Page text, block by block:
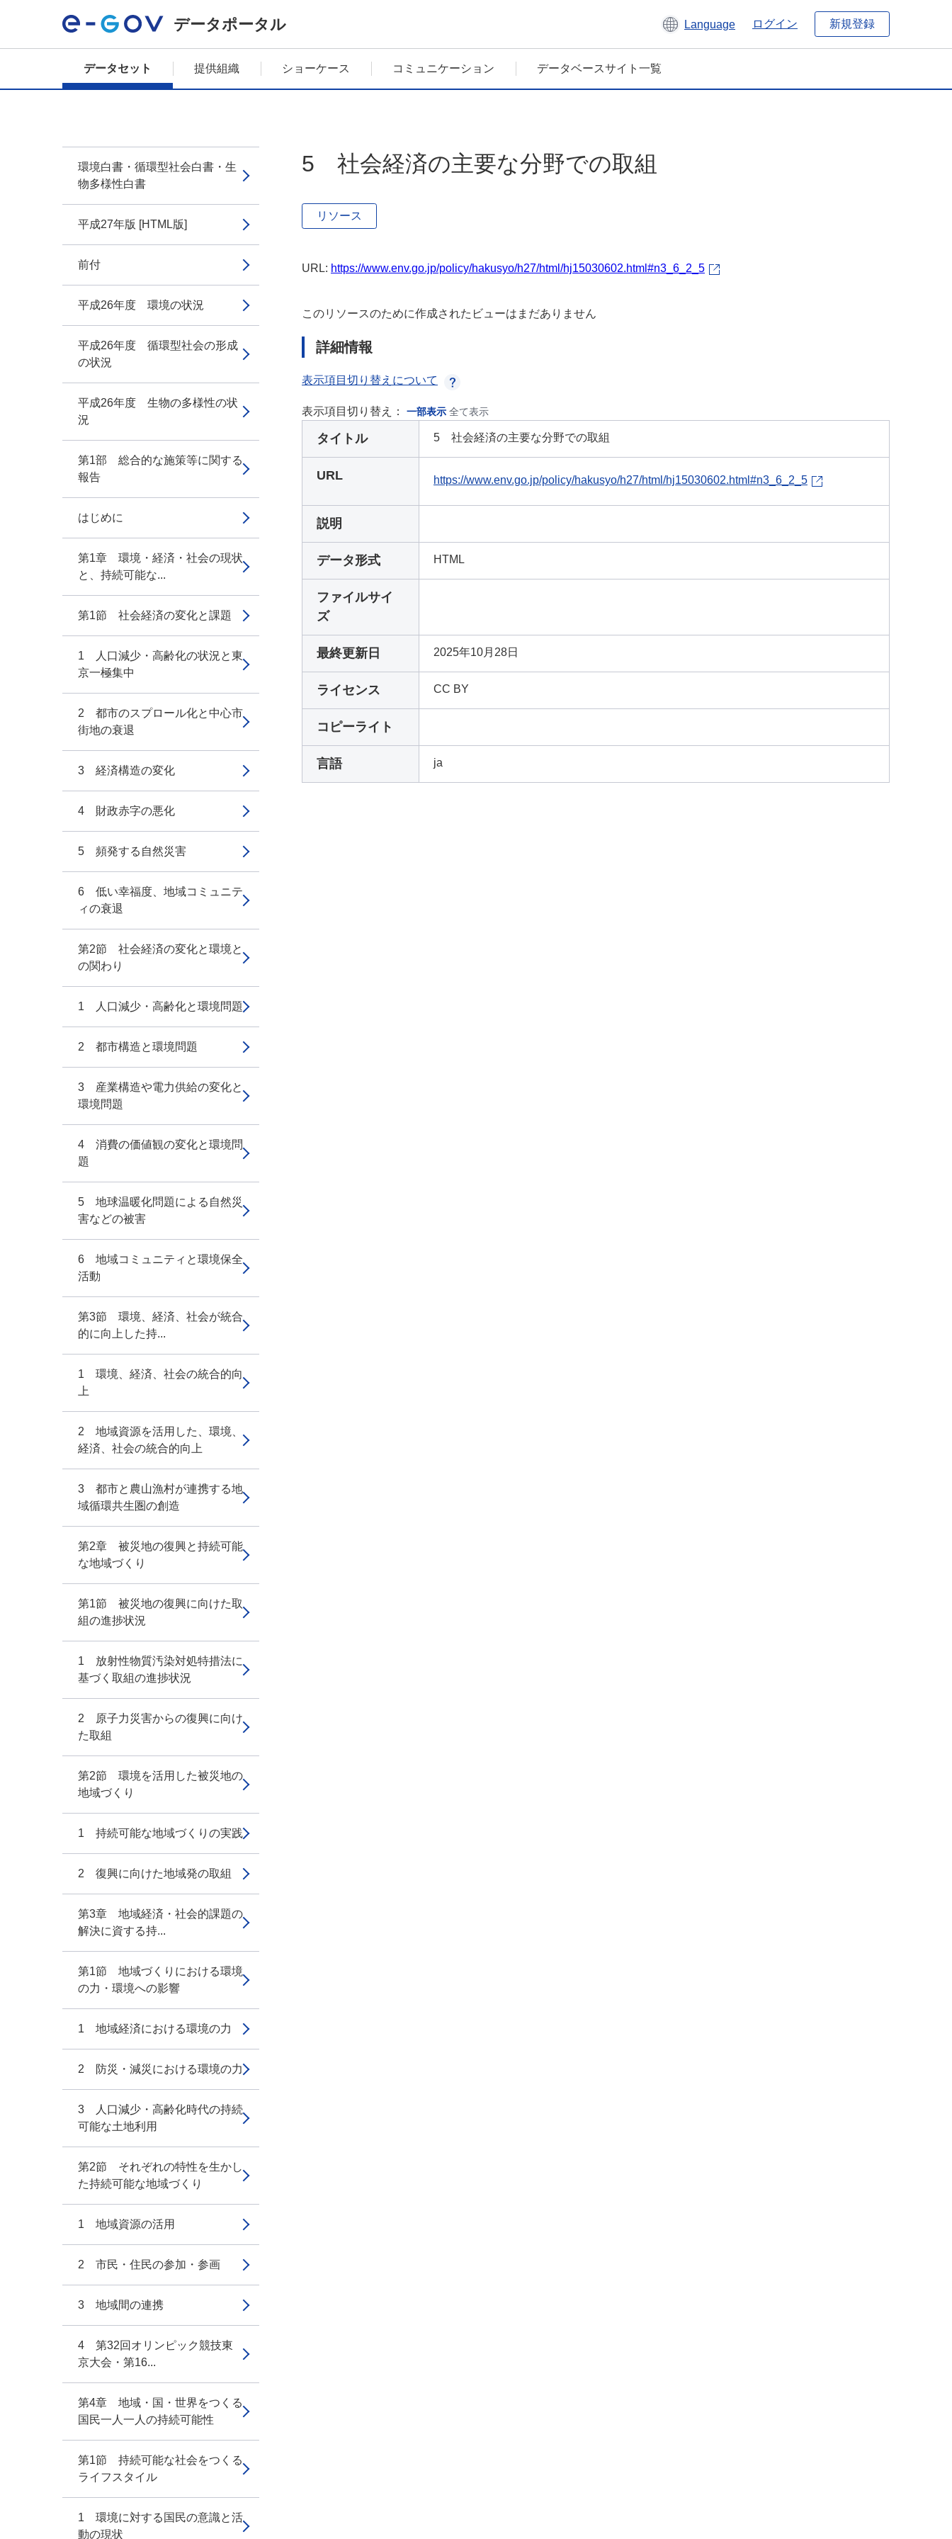
データポータル Language ログイン 新規登録
データセット 提供組織 ショーケース コミュニケーション データベースサイト一覧
環境白書・循環型社会白書・生
物多様性白書
平成27年版 [HTML版]
前付
平成26年度 環境の状況
平成26年度 循環型社会の形成
の状況
平成26年度 生物の多様性の状
況
第1部 総合的な施策等に関する
報告
はじめに
第1章 環境・経済・社会の現状
と、持続可能な...
第1節 社会経済の変化と課題
1 人口減少・高齢化の状況と東
京一極集中
2 都市のスプロール化と中心市
街地の衰退
3 経済構造の変化
4 財政赤字の悪化
5 頻発する自然災害
6 低い幸福度、地域コミュニテ
ィの衰退
第2節 社会経済の変化と環境と
の関わり
1 人口減少・高齢化と環境問題
2 都市構造と環境問題
3 産業構造や電力供給の変化と
環境問題
4 消費の価値観の変化と環境問
題
5 地球温暖化問題による自然災
害などの被害
6 地域コミュニティと環境保全
活動
第3節 環境、経済、社会が統合
的に向上した持...
1 環境、経済、社会の統合的向
上
2 地域資源を活用した、環境、
経済、社会の統合的向上
3 都市と農山漁村が連携する地
域循環共生圏の創造
第2章 被災地の復興と持続可能
な地域づくり
第1節 被災地の復興に向けた取
組の進捗状況
1 放射性物質汚染対処特措法に
基づく取組の進捗状況
2 原子力災害からの復興に向け
た取組
第2節 環境を活用した被災地の
地域づくり
1 持続可能な地域づくりの実践
2 復興に向けた地域発の取組
第3章 地域経済・社会的課題の
解決に資する持...
第1節 地域づくりにおける環境
の力・環境への影響
1 地域経済における環境の力
2 防災・減災における環境の力
3 人口減少・高齢化時代の持続
可能な土地利用
第2節 それぞれの特性を生かし
た持続可能な地域づくり
1 地域資源の活用
2 市民・住民の参加・参画
3 地域間の連携
4 第32回オリンピック競技東
京大会・第16...
第4章 地域・国・世界をつくる
国民一人一人の持続可能性
第1節 持続可能な社会をつくる
ライフスタイル
1 環境に対する国民の意識と活
動の現状
5 社会経済の主要な分野での取組
リソース
URL: https://www.env.go.jp/policy/hakusyo/h27/html/hj15030602.html#n3_6_2_5
このリソースのために作成されたビューはまだありません
詳細情報
表示項目切り替えについて
表示項目切り替え： 一部表示 全て表示
タイトル 5 社会経済の主要な分野での取組
URL https://www.env.go.jp/policy/hakusyo/h27/html/hj15030602.html#n3_6_2_5
説明
データ形式 HTML
ファイルサイ
ズ
最終更新日 2025年10月28日
ライセンス CC BY
コピーライト
言語 ja